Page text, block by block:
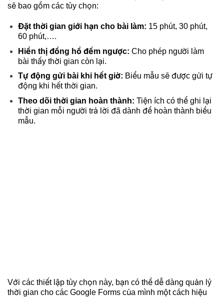
sẽ bao gồm các tùy chọn:
Đặt thời gian giới hạn cho bài làm: 15 phút, 30 phút,
60 phút,….
Hiển thị đồng hồ đếm ngược: Cho phép người làm
bài thấy thời gian còn lại.
Tự động gửi bài khi hết giờ: Biểu mẫu sẽ được gửi tự
động khi hết thời gian.
Theo dõi thời gian hoàn thành: Tiện ích có thể ghi lại
thời gian mỗi người trả lời đã dành để hoàn thành biểu
mẫu.
Với các thiết lập tùy chọn này, bạn có thể dễ dàng quản lý
thời gian cho các Google Forms của mình một cách hiệu